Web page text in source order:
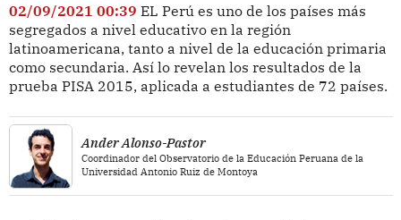
02/09/2021 00:39 EL Perú es uno de los países más
segregados a nivel educativo en la región
latinoamericana, tanto a nivel de la educación primaria
como secundaria. Así lo revelan los resultados de la
prueba PISA 2015, aplicada a estudiantes de 72 países.
Ander Alonso-Pastor
Coordinador del Observatorio de la Educación Peruana de la
Universidad Antonio Ruiz de Montoya